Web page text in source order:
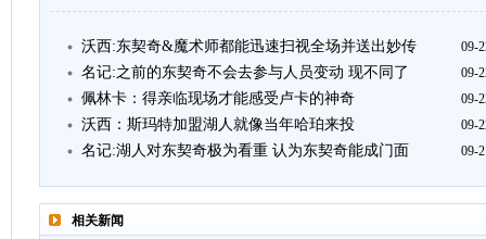
沃西:东契奇&魔术师都能迅速扫视全场并送出妙传 09-
名记:之前的东契奇不会去参与人员变动 现不同了 09-
佩林卡：得亲临现场才能感受卢卡的神奇 09-
沃西：斯玛特加盟湖人就像当年哈珀来投 09-
名记:湖人对东契奇极为看重 认为东契奇能成门面 09-
相关新闻